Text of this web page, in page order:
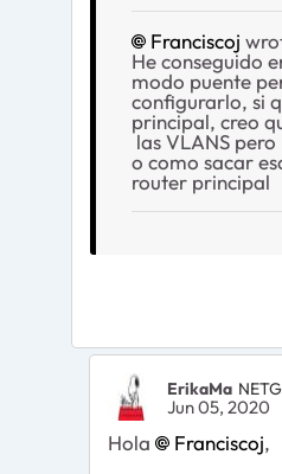
Franciscoj
He conseguido
modo puente
configurarlo, si
principal, creo
las VLANS pero
o como sacar
router principal
ErikaMa
Jun 05, 2020
Hola Franciscoj,